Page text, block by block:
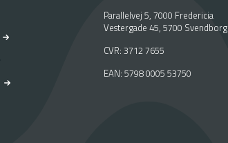
Parallelvej 5, 7000 Fredericia
Vestergade 45, 5700 Svendborg
CVR: 3712 7655
EAN: 5798 0005 53750